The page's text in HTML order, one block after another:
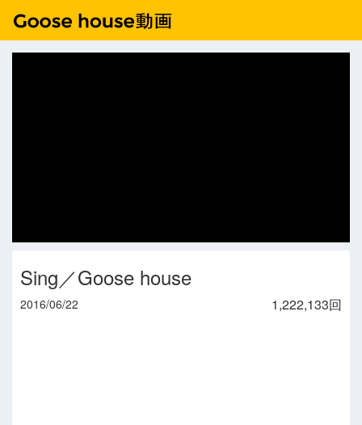
Sing／Goose house
1,222,133回
2016/06/22